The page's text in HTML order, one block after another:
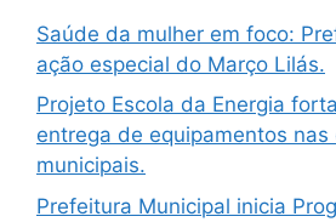
Saúde da mulher em foco:
ação especial do Março Lilás.
Projeto Escola da Energia
entrega de equipamentos nas
municipais.
Prefeitura Municipal inicia